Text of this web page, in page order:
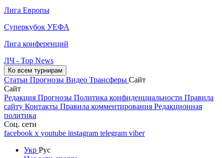
Лига Европы
Суперкубок УЕФА
Лига конференций
ЛЧ - Top News
Ко всем турнирам
Статьи Прогнозы Видео Трансферы Сайт
Сайт
Редакция Прогнозы Политика конфиденциальности Правила
сайту Контакты Правила комментирования Редакционная
политика
Соц. сети
facebook x youtube instagram telegram viber
Укр Рус